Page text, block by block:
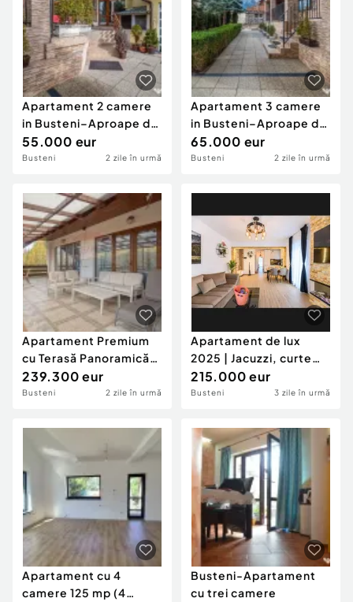
Apartament 2 camere
in Busteni–Aproape de
Pârtie și C...
55.000 eur
Busteni 2 zile în urmă
Apartament 3 camere
in Busteni–Aproape de
Pârtie și C...
65.000 eur
Busteni 2 zile în urmă
Apartament Premium
cu Terasă Panoramică
către Munții ...
239.300 eur
Busteni 2 zile în urmă
Apartament de lux
2025 | Jacuzzi, curte
privată | Vedere Ca
215.000 eur
Busteni 3 zile în urmă
Apartament cu 4
camere 125 mp (4
Busteni-Apartament
cu trei camere